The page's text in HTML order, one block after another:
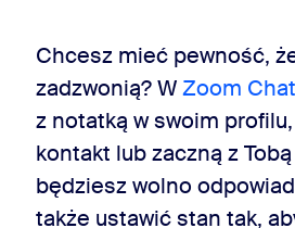
Chcesz mieć pewność,
zadzwonią? WZoom Chat
z notatką w swoim
kontakt lub zaczną z
będziesz wolno
także ustawić stan tak,